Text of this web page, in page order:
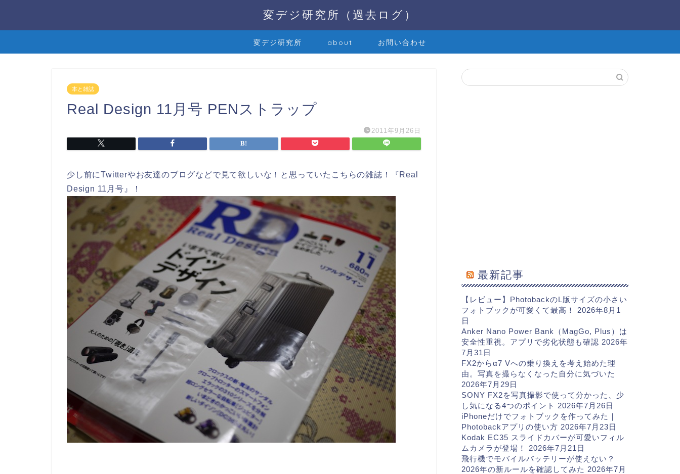
変デジ研究所（過去ログ）
変デジ研究所 about お問い合わせ
本と雑誌
Real Design 11月号 PENストラップ
2011年9月26日
少し前にTwitterやお友達のブログなどで見て欲しいな！と思っていたこちらの雑誌！『Real
Design 11月号』！
最新記事
【レビュー】PhotobackのL版サイズの小さい
フォトブックが可愛くて最高！
2026年8月1
日
Anker Nano Power Bank（MagGo, Plus）は
安全性重視。アプリで劣化状態も確認 2026年
7月31日
FX2からα7 Vへの乗り換えを考え始めた理
由。写真を撮らなくなった自分に気づいた
2026年7月29日
SONY FX2を写真撮影で使って分かった、少
し気になる4つのポイント 2026年7月26日
iPhoneだけでフォトブックを作ってみた｜
Photobackアプリの使い方 2026年7月23日
Kodak EC35 スライドカバーが可愛いフィル
ムカメラが登場！
2026年7月21日
飛行機でモバイルバッテリーが使えない？
2026年の新ルールを確認してみた 2026年7月